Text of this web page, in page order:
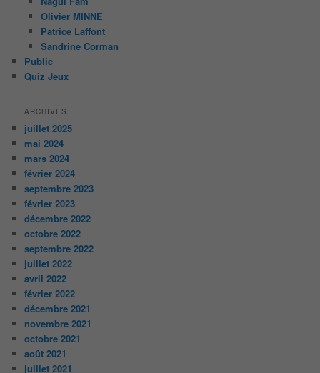
Olivier MINNE
Patrice Laffont
Sandrine Corman
Public
Quiz Jeux
ARCHIVES
juillet 2025
mai 2024
mars 2024
février 2024
septembre 2023
février 2023
décembre 2022
octobre 2022
septembre 2022
juillet 2022
avril 2022
février 2022
décembre 2021
novembre 2021
octobre 2021
août 2021
juillet 2021